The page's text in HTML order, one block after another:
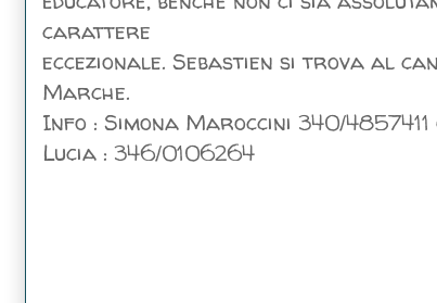
carattere
eccezionale. Sebastien si trova al
Marche.
Info : Simona Maroccini 340/
Lucia : 346/0106264